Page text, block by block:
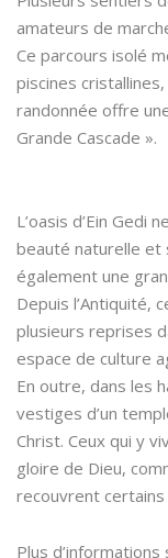
amateurs de
Ce parcours isolé
piscines
randonnée offre
Grande Cascade ».
L’oasis d’Ein Gedi
beauté naturelle et
également une
Depuis l’Antiquité,
plusieurs reprises
espace de culture
En outre, dans les
vestiges d’un
Christ. Ceux qui y
gloire de Dieu,
recouvrent certains
Plus d’informations